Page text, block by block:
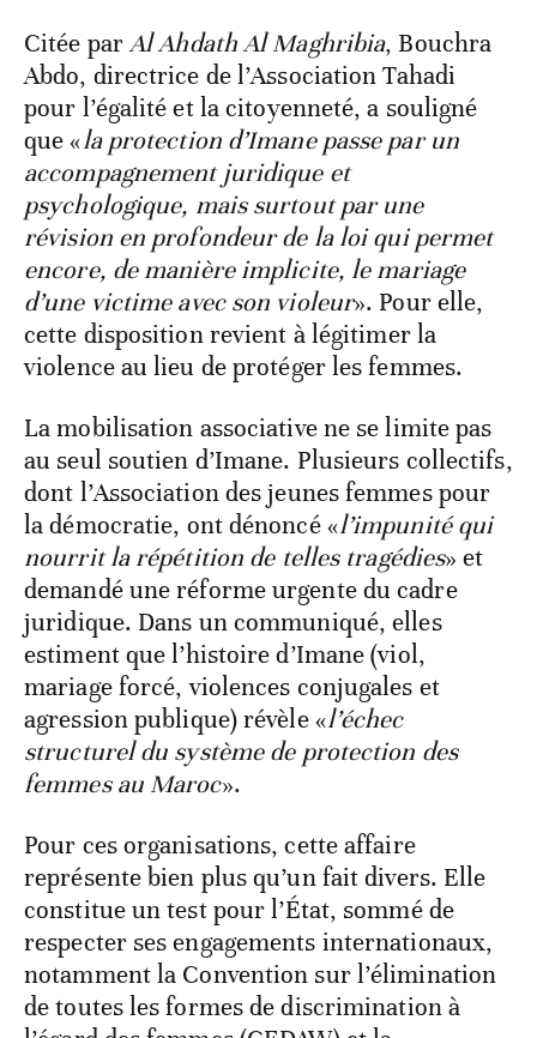
Citée parAl Ahdath Al Maghribia, Bouchra
Abdo, directrice de l’Association Tahadi
pour l’égalité et la citoyenneté, a souligné
que «la protection d’Imane passe par un
accompagnement juridique et
psychologique, mais surtout par une
révision en profondeur de la loi qui permet
encore, de manière implicite, le mariage
d’une victime avec son violeur». Pour elle,
cette disposition revient à légitimer la
violence au lieu de protéger les femmes.
La mobilisation associative ne se limite pas
au seul soutien d’Imane. Plusieurs collectifs,
dont l’Association des jeunes femmes pour
la démocratie, ont dénoncé «l’impunité qui
nourrit la répétition de telles tragédies» et
demandé une réforme urgente du cadre
juridique. Dans un communiqué, elles
estiment que l’histoire d’Imane (viol,
mariage forcé, violences conjugales et
agression publique) révèle «l’échec
structurel du système de protection des
femmes au Maroc».
Pour ces organisations, cette affaire
représente bien plus qu’un fait divers. Elle
constitue un test pour l’État, sommé de
respecter ses engagements internationaux,
notamment la Convention sur l’élimination
de toutes les formes de discrimination à